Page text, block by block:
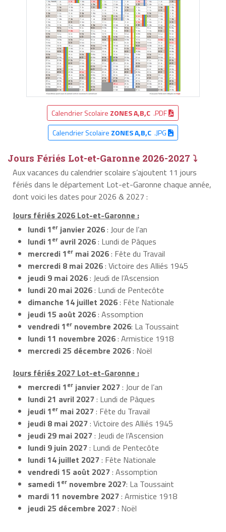
Calendrier Scolaire ZONES A,B,C .PDF
Calendrier Scolaire ZONES A,B,C.JPG
Jours Fériés Lot-et-Garonne 2026-2027 ⤵
Aux vacances du calendrier scolaire s’ajoutent 11 jours
fériés dans le département Lot-et-Garonne chaque année,
dont voici les dates pour 2026 & 2027 :
Jours fériés 2026 Lot-et-Garonne :
lundi 1er janvier 2026: Jour de l’an
lundi 1er avril 2026: Lundi de Pâques
mercredi 1er mai 2026: Fête du Travail
mercredi 8 mai 2026: Victoire des Alliés 1945
jeudi 9 mai 2026: Jeudi de l’Ascension
lundi 20 mai 2026: Lundi de Pentecôte
dimanche 14 juillet 2026: Fête Nationale
jeudi 15 août 2026: Assomption
vendredi 1er novembre 2026: La Toussaint
lundi 11 novembre 2026: Armistice 1918
mercredi 25 décembre 2026: Noël
Jours fériés 2027 Lot-et-Garonne :
mercredi 1er janvier 2027: Jour de l’an
lundi 21 avril 2027: Lundi de Pâques
jeudi 1er mai 2027: Fête du Travail
jeudi 8 mai 2027: Victoire des Alliés 1945
jeudi 29 mai 2027: Jeudi de l’Ascension
lundi 9 juin 2027: Lundi de Pentecôte
lundi 14 juillet 2027: Fête Nationale
vendredi 15 août 2027: Assomption
samedi 1er novembre 2027: La Toussaint
mardi 11 novembre 2027: Armistice 1918
jeudi 25 décembre 2027: Noël